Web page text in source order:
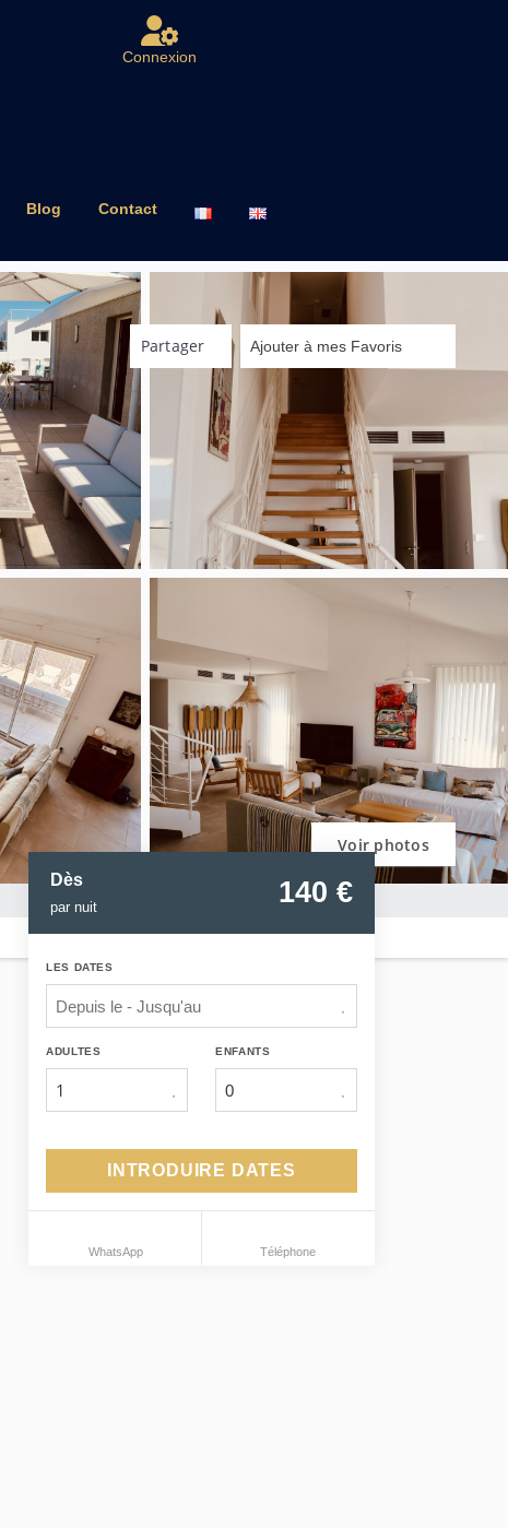
Connexion
Blog Contact
Voir photos
Ajouter à mes Favoris
Partager
Dès
par nuit 140 €
LES DATES
ADULTES
1
ENFANTS
INTRODUIRE DATES
WhatsApp Téléphone